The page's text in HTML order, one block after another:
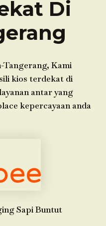
Di
Tangerang, Kami
kios terdekat di
antar yang
kepercayaan anda
Sapi Buntut